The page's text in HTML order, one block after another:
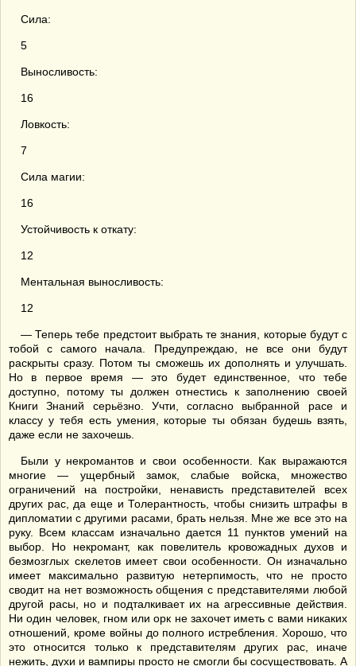
Сила:
5
Выносливость:
16
Ловкость:
7
Сила магии:
16
Устойчивость к откату:
12
Ментальная выносливость:
12
— Теперь тебе предстоит выбрать те знания, которые будут с
тобой с самого начала. Предупреждаю, не все они будут
раскрыты сразу. Потом ты сможешь их дополнять и улучшать.
Но в первое время — это будет единственное, что тебе
доступно, потому ты должен отнестись к заполнению своей
Книги Знаний серьёзно. Учти, согласно выбранной расе и
классу у тебя есть умения, которые ты обязан будешь взять,
даже если не захочешь.
Были у некромантов и свои особенности. Как выражаются
многие — ущербный замок, слабые войска, множество
ограничений на постройки, ненависть представителей всех
других рас, да еще и Толерантность, чтобы снизить штрафы в
дипломатии с другими расами, брать нельзя. Мне же все это на
руку. Всем классам изначально дается 11 пунктов умений на
выбор. Но некромант, как повелитель кровожадных духов и
безмозглых скелетов имеет свои особенности. Он изначально
имеет максимально развитую нетерпимость, что не просто
сводит на нет возможность общения с представителями любой
другой расы, но и подталкивает их на агрессивные действия.
Ни один человек, гном или орк не захочет иметь с вами никаких
отношений, кроме войны до полного истребления. Хорошо, что
это относится только к представителям других рас, иначе
нежить, духи и вампиры просто не смогли бы сосуществовать. А